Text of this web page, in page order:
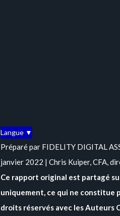
Langue ▼
Préparé par FIDELITY DIGITAL
janvier 2022 | Chris Kuiper, CFA,
Ce rapport original est partagé
uniquement, ce qui ne constitue
droits réservés avec les Auteurs